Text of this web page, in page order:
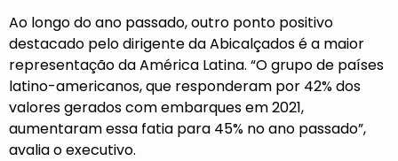
Ao longo do ano passado, outro ponto positivo
destacado pelo dirigente da Abicalçados é a maior
representação da América Latina. “O grupo de países
latino-americanos, que responderam por 42% dos
valores gerados com embarques em 2021,
aumentaram essa fatia para 45% no ano passado”,
avalia o executivo.